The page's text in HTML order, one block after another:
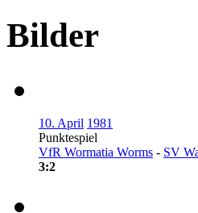
Bilder
10. April 1981
Punktespiel
VfR Wormatia Worms - SV
3:2